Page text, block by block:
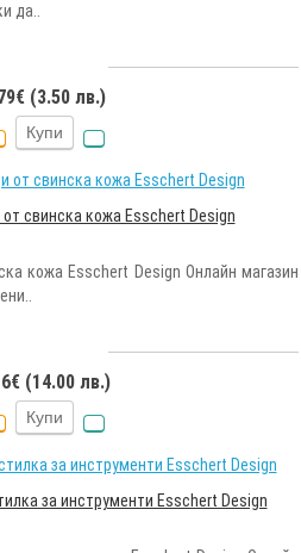
да..
(3.50 лв.)
Купи
свинска кожа Esschert Design
кожа Esschert Design Онлайн магазин
(14.00 лв.)
Купи
за инструменти Esschert Design